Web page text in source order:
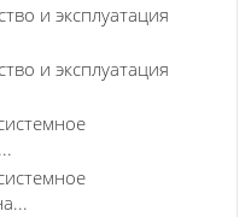
и эксплуатация
и эксплуатация